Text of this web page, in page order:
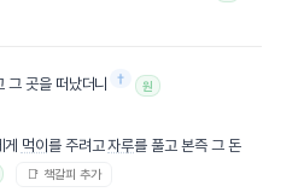
그 곳을 떠났더니 † 원
게 먹이를 주려고자루를 풀고 본즉 그 돈
📑 책갈피 추가